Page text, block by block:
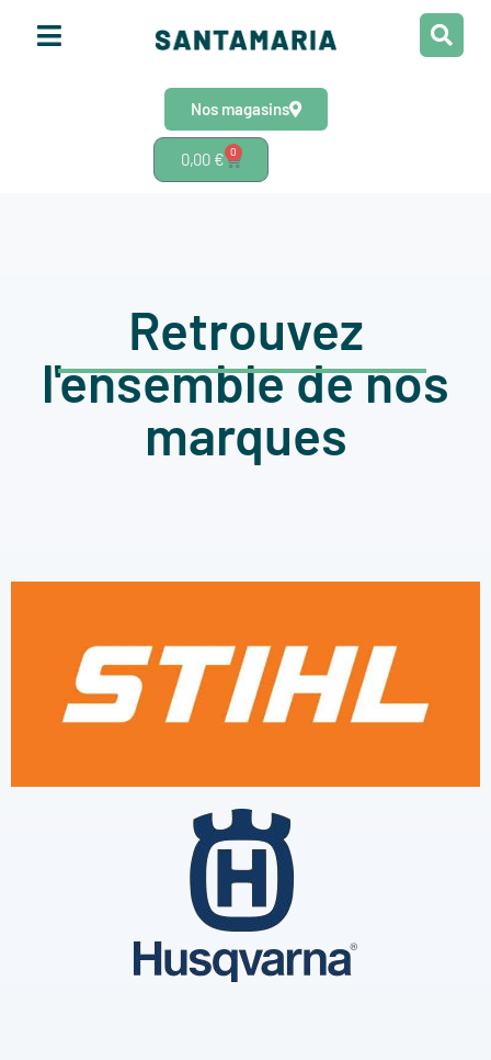
Nos magasins
0,00 € 0
Retrouvez
l'ensemble de nos
marques